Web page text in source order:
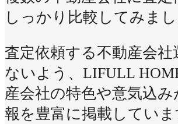
しっかり比較してみまし
査定依頼する不動産会社
ないよう、LIFULL
産会社の特色や意気込
報を豊富に掲載していま